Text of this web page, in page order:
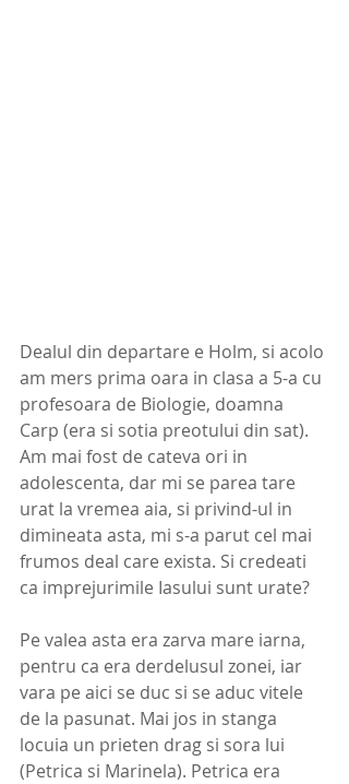
Dealul din departare e Holm, si acolo
am mers prima oara in clasa a 5-a cu
profesoara de Biologie, doamna
Carp (era si sotia preotului din sat).
Am mai fost de cateva ori in
adolescenta, dar mi se parea tare
urat la vremea aia, si privind-ul in
dimineata asta, mi s-a parut cel mai
frumos deal care exista. Si credeati
ca imprejurimile Iasului sunt urate?
Pe valea asta era zarva mare iarna,
pentru ca era derdelusul zonei, iar
vara pe aici se duc si se aduc vitele
de la pasunat. Mai jos in stanga
locuia un prieten drag si sora lui
(Petrica si Marinela). Petrica era